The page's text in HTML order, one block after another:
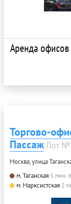
Аренда офисов
Торгово-
ПассажЛот
Москва, улица
м. Таганская 5 мин.
м. Марксистская 2